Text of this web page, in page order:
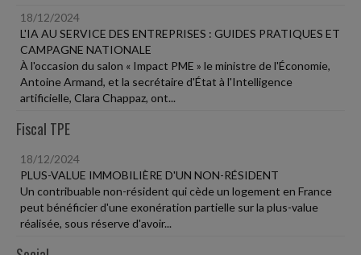
18/12/2024
L'IA AU SERVICE DES ENTREPRISES : GUIDES PRATIQUES ET
CAMPAGNE NATIONALE
À l'occasion du salon « Impact PME » le ministre de l'Économie,
Antoine Armand, et la secrétaire d'État à l'Intelligence
artificielle, Clara Chappaz, ont...
Fiscal TPE
18/12/2024
PLUS-VALUE IMMOBILIÈRE D'UN NON-RÉSIDENT
Un contribuable non-résident qui cède un logement en France
peut bénéficier d'une exonération partielle sur la plus-value
réalisée, sous réserve d'avoir...